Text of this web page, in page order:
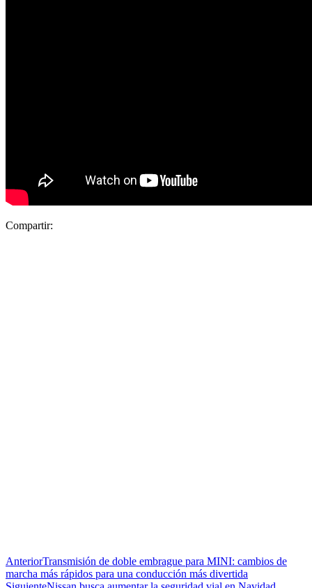
Compartir:
AnteriorTransmisión de doble embrague para MINI: cambios de
marcha más rápidos para una conducción más divertida